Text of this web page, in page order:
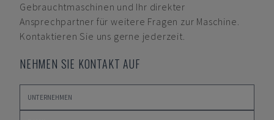
Gebrauchtmaschinen und Ihr direkter
Ansprechpartner für weitere Fragen zur Maschine.
Kontaktieren Sie uns gerne jederzeit.
NEHMEN SIE KONTAKT AUF